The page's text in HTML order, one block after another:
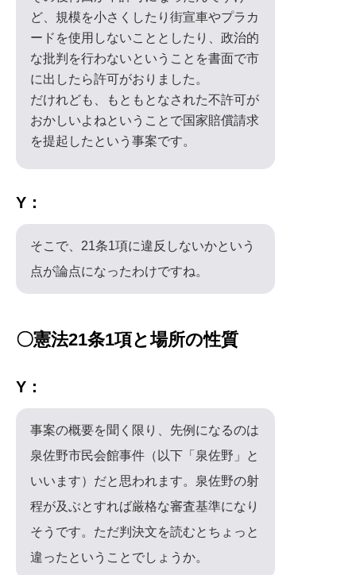
ど、規模を小さくしたり街宣車やプラカ
ードを使用しないこととしたり、政治的
な批判を行わないということを書面で市
に出したら許可がおりました。
だけれども、もともとなされた不許可が
おかしいよねということで国家賠償請求
を提起したという事案です。
Y：
そこで、21条1項に違反しないかという
点が論点になったわけですね。
〇憲法21条1項と場所の性質
Y：
事案の概要を聞く限り、先例になるのは
泉佐野市民会館事件（以下「泉佐野」と
いいます）だと思われます。泉佐野の射
程が及ぶとすれば厳格な審査基準になり
そうです。ただ判決文を読むとちょっと
違ったということでしょうか。